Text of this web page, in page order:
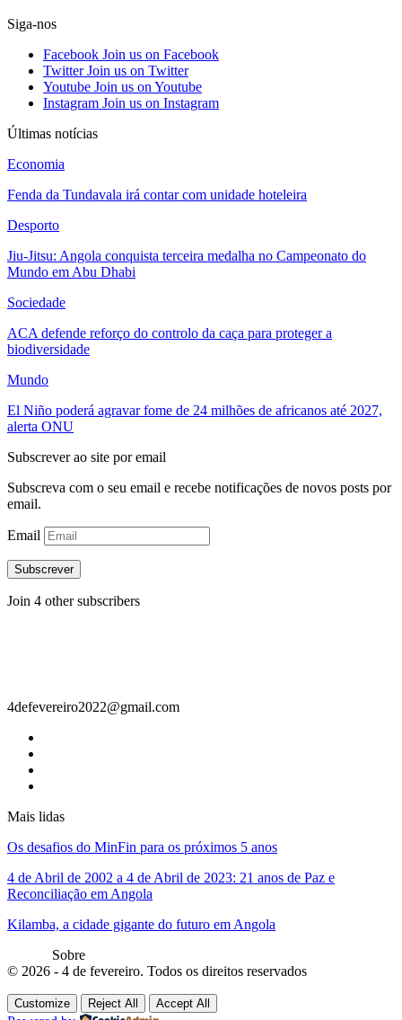
Siga-nos
Facebook Join us on Facebook
Twitter Join us on Twitter
Youtube Join us on Youtube
Instagram Join us on Instagram
Últimas notícias
Economia
Fenda da Tundavala irá contar com unidade hoteleira
Desporto
Jiu-Jitsu: Angola conquista terceira medalha no Campeonato do
Mundo em Abu Dhabi
Sociedade
ACA defende reforço do controlo da caça para proteger a
biodiversidade
Mundo
El Niño poderá agravar fome de 24 milhões de africanos até 2027,
alerta ONU
Subscrever ao site por email
Subscreva com o seu email e recebe notificações de novos posts por
email.
Email
Subscrever
Join 4 other subscribers
4defevereiro2022@gmail.com
Mais lidas
Os desafios do MinFin para os próximos 5 anos
4 de Abril de 2002 a 4 de Abril de 2023: 21 anos de Paz e
Reconciliação em Angola
Kilamba, a cidade gigante do futuro em Angola
Sobre
© 2026 - 4 de fevereiro. Todos os direitos reservados
Customize Reject All Accept All